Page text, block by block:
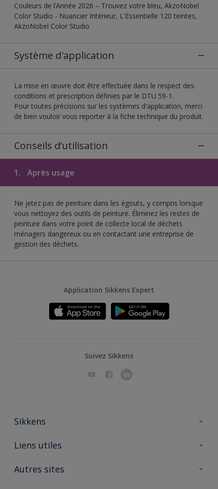
Couleurs de l’Année 2026 – Trouvez votre bleu, AkzoNobel
Color Studio - Nuancier Intérieur, L'Essentielle 120 teintes,
AkzoNobel Color Studio
Système d'application
La mise en œuvre doit être effectuée dans le respect des
conditions et prescription définies par le DTU 59-1.
Pour toutes précisions sur les systèmes d'application, merci
de bien vouloir vous reporter à la fiche technique du produit.
Conseils d’utilisation
1. Après usage
Ne jetez pas de peinture dans les égouts, y compris lorsque
vous nettoyez des outils de peinture. Éliminez les restes de
peinture dans votre point de collecte local de déchets
ménagers dangereux ou en contactant une entreprise de
gestion des déchets.
Application Sikkens Expert
Suivez Sikkens
Sikkens
A propos de Sikkens
Liens utiles
Ouvrir un magasin PASS
Autres sites